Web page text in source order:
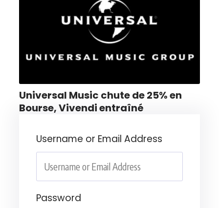
Universal Music chute de 25% en
Bourse, Vivendi entraîné
Username or Email Address
Password